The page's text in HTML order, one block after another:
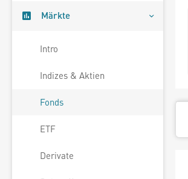
Märkte
Intro
Indizes & Aktien
Fonds
ETF
Derivate